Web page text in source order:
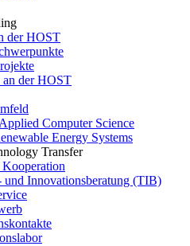
der HOST
an der HOST
Computer Science
Energy Systems
Transfer
Kooperation
und Innovationsberatung (TIB)